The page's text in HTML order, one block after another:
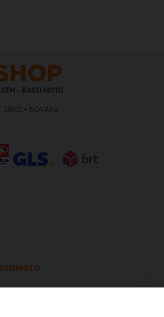
28100 - NOVARA